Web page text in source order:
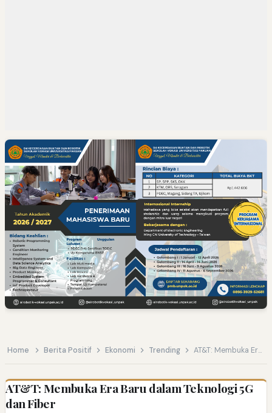
Home Berita Positif Ekonomi Trending AT&T: Membuka Era Baru dalam Teknologi 5G dan Fiber
AT&T: Membuka Era Baru dalam Teknologi 5G
dan Fiber